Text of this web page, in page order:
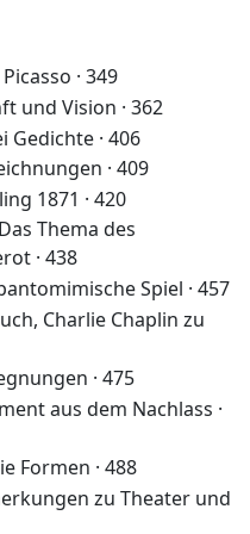
· 349
und Vision · 362
Gedichte · 406
· 409
1871 · 420
Thema des
· 438
Spiel · 457
Charlie Chaplin zu
· 475
aus dem Nachlass ·
Formen · 488
zu Theater und